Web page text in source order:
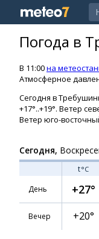
Погода в
В 11:00на
Атмосферное
Сегодня в
+17°..+19°. Ветер
Ветер юго-
Сегодня,
t°C
День
+27°
Вечер +20°